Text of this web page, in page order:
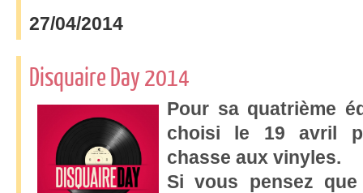
27/04/2014
Disquaire Day 2014
Pour sa quatrième
choisi le 19 avril
chasse aux vinyles.
Si vous pensez